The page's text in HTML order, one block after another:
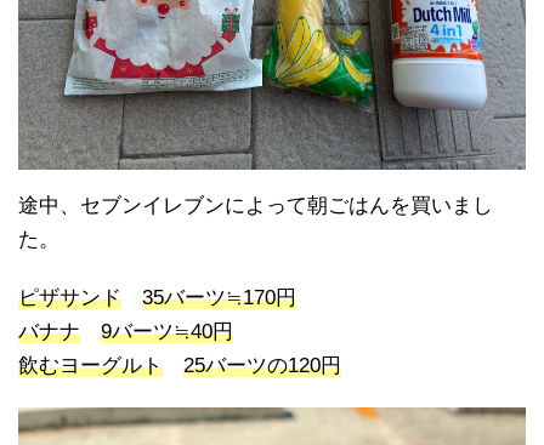
途中、セブンイレブンによって朝ごはんを買いまし
た。
ピザサンド
35バーツ≒170円
バナナ
9バーツ≒40円
飲むヨーグルト
25バーツの120円